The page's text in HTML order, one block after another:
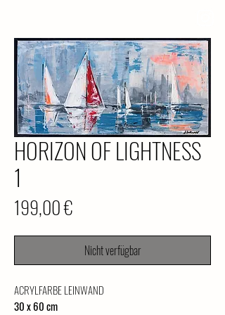
HORIZON OF LIGHTNESS
1
199,00 €
Nicht verfügbar
ACRYLFARBE LEINWAND
30 x 60 cm